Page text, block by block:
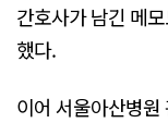
간호사가 남긴 메
했다.
이어 서울아산병